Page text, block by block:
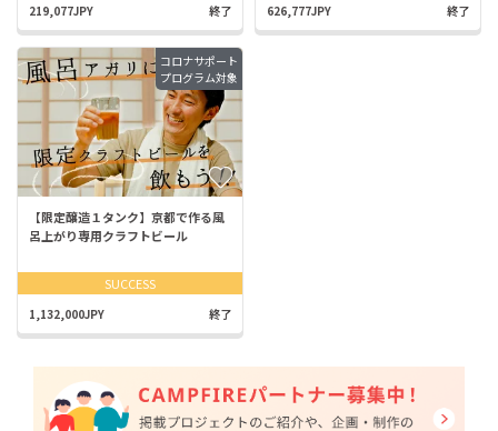
219,077JPY 終了 626,777JPY 終了
コロナサポート
プログラム対象
【限定醸造１タンク】京都で作る風
呂上がり専用クラフトビール
SUCCESS
1,132,000JPY 終了